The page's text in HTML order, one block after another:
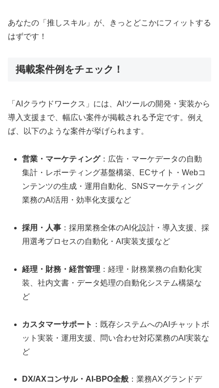
あなたの「推しスキル」が、きっとどこかにフィットする
はずです！
掲載案件例をチェック！
「AIクラウドワークス」には、AIツールの開発・実装から
導入支援まで、幅広い案件が掲載される予定です。例え
ば、以下のような案件が挙げられます。
営業・マーケティング：広告・マーケデータの自動
集計・レポーティング基盤構築、ECサイト・Webコ
ンテンツの生成・運用自動化、SNSマーケティング
業務のAI活用・効率化支援など
採用・人事 ：採用業務全体のAI化設計・導入支援、採
用選考プロセスの自動化・AI実装支援など
経理・財務・経営管理 ：経理・財務業務の自動化実
装、社内文書・データ処理の自動化システム構築な
ど
カスタマーサポート ：既存システムへのAIチャットボ
ット実装・運用支援、問い合わせ対応業務のAI実装な
ど
DX/AXコンサル・AI-BPO全般 ：業務AXグランドデ